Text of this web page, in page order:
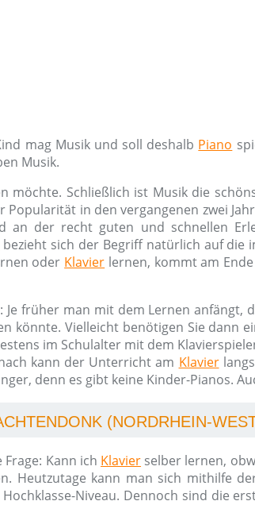
mag Musik und soll deshalb Piano
Musik.
möchte. Schließlich ist Musik die
Popularität in den vergangenen zwei
an der recht guten und schnellen
bezieht sich der Begriff natürlich auf die
oder Klavier lernen, kommt am
Je früher man mit dem Lernen anfängt,
könnte. Vielleicht benötigen Sie dann
im Schulalter mit dem
kann der Unterricht am Klavier
denn es gibt keine Kinder-Pianos.
(NORDRHEIN-
Kann ich Klavier selber lernen,
Heutzutage kann man sich mithilfe
Niveau. Dennoch sind die